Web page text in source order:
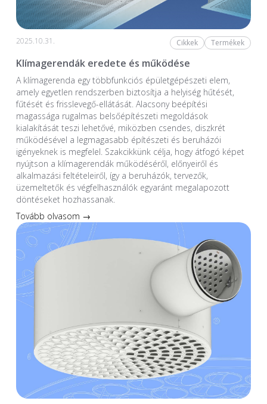
2025.10.31. Cikkek Termékek
Klímagerendák eredete és működése
A klímagerenda egy többfunkciós épületgépészeti elem,
amely egyetlen rendszerben biztosítja a helyiség hűtését,
fűtését és frisslevegő-ellátását. Alacsony beépítési
magassága rugalmas belsőépítészeti megoldások
kialakítását teszi lehetővé, miközben csendes, diszkrét
működésével a legmagasabb építészeti és beruházói
igényeknek is megfelel. Szakcikkünk célja, hogy átfogó képet
nyújtson a klímagerendák működéséről, előnyeiről és
alkalmazási feltételeiről, így a beruházók, tervezők,
üzemeltetők és végfelhasználók egyaránt megalapozott
döntéseket hozhassanak.
Tovább olvasom →